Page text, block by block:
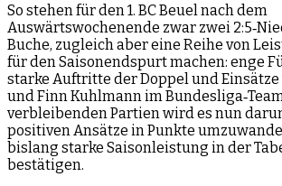
So stehen für den 1. BC Beuel nach dem
Auswärtswochenende zwar zwei
Buche, zugleich aber eine Reihe von
für den Saisonendspurt machen: enge
starke Auftritte der Doppel und Einsätze
und Finn Kuhlmann im
verbleibenden Partien wird es nun
positiven Ansätze in Punkte
bislang starke Saisonleistung in der
bestätigen.